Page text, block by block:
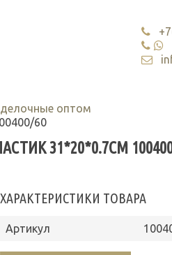
оптом
60
31*20*0.7СМ
ХАРАКТЕРИСТИКИ ТОВАРА
Артикул